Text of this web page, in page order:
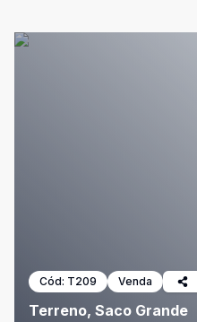
Cód: T209 Venda
Terreno, Saco Grande